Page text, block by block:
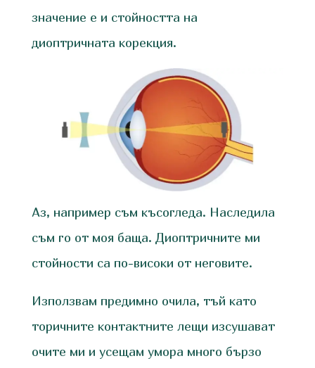
значение е и стойността на
диоптричната корекция.
Аз, например съм късогледа. Наследила
съм го от моя баща. Диоптричните ми
стойности са по-високи от неговите.
Използвам предимно очила, тъй като
торичните контактните лещи изсушават
очите ми и усещам умора много бързо